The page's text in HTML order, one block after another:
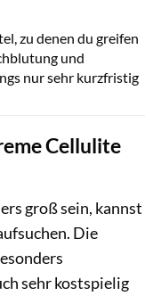
zu denen du greifen
und
nur sehr kurzfristig
Cellulite
groß sein, kannst
Die
sehr kostspielig